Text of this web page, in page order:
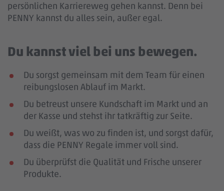
persönlichen Karriereweg gehen kannst. Denn bei
PENNY kannst du alles sein, außer egal.
Du kannst viel bei uns bewegen.
Du sorgst gemeinsam mit dem Team für einen
reibungslosen Ablauf im Markt.
Du betreust unsere Kundschaft im Markt und an
der Kasse und stehst ihr tatkräftig zur Seite.
Du weißt, was wo zu finden ist, und sorgst dafür,
dass die PENNY Regale immer voll sind.
Du überprüfst die Qualität und Frische unserer
Produkte.